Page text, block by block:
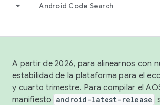
Android Code Search
A partir de 2026, para alinearnos con
estabilidad de la plataforma para el
y cuarto trimestre. Para compilar el
manifiesto
android-latest-release